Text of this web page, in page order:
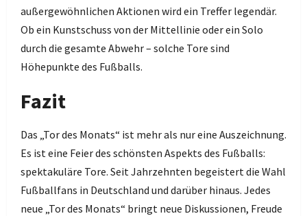
außergewöhnlichen Aktionen wird ein Treffer legendär.
Ob ein Kunstschuss von der Mittellinie oder ein Solo
durch die gesamte Abwehr – solche Tore sind
Höhepunkte des Fußballs.
Fazit
Das „Tor des Monats“ ist mehr als nur eine Auszeichnung.
Es ist eine Feier des schönsten Aspekts des Fußballs:
spektakuläre Tore. Seit Jahrzehnten begeistert die Wahl
Fußballfans in Deutschland und darüber hinaus. Jedes
neue „Tor des Monats“ bringt neue Diskussionen, Freude